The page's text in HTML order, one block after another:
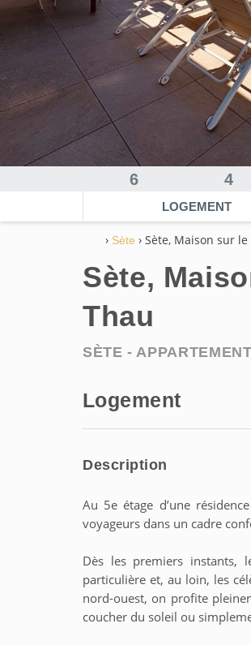
6 4
LOGEMENT
› Sète › Sète, Maison sur
Sète,
Thau
SÈTE -APPARTEMENT
Logement
Description
Au 5e étage d’une
voyageurs dans un cadre
Dès les premiers instants,
particulière et, au loin, les
nord-ouest, on profite
coucher du soleil ou